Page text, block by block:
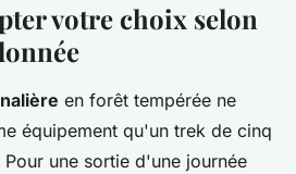
votre choix selon
en forêt tempérée ne
équipement qu'un trek de cinq
une sortie d'une journée